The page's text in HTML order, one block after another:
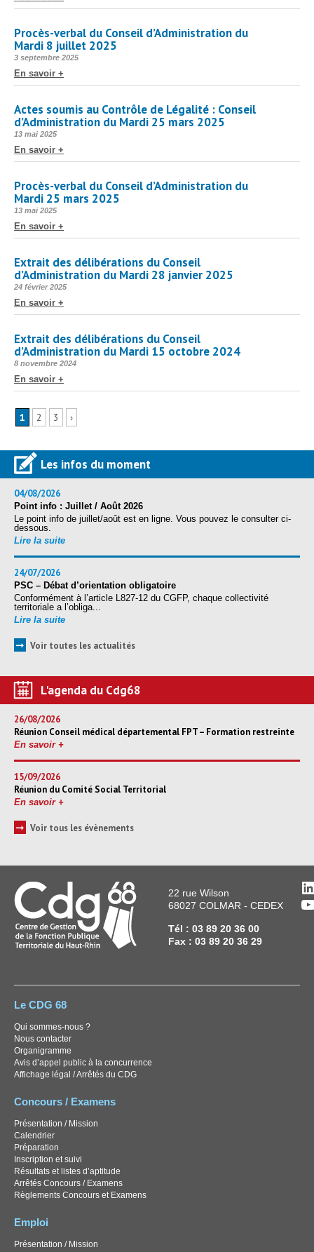
Procès-verbal du Conseil d’Administration du
Mardi 8 juillet 2025
Publié
3 septembre 2025
En savoir +
Actes soumis au Contrôle de Légalité : Conseil
d’Administration du Mardi 25 mars 2025
Publié
13 mai 2025
En savoir +
Procès-verbal du Conseil d’Administration du
Mardi 25 mars 2025
Publié
13 mai 2025
En savoir +
Extrait des délibérations du Conseil
d’Administration du Mardi 28 janvier 2025
Publié
24 février 2025
En savoir +
Extrait des délibérations du Conseil
d’Administration du Mardi 15 octobre 2024
Publié
8 novembre 2024
En savoir +
1 2 3 ›
Les infos du moment
04/08/2026
Point info : Juillet / Août 2026
Le point info de juillet/août est en ligne. Vous pouvez le consulter ci-
dessous.
Lire la suite
24/07/2026
PSC – Débat d’orientation obligatoire
Conformément à l’article L827-12 du CGFP, chaque collectivité
territoriale a l’obliga...
Lire la suite
➞ Voir toutes les actualités
L'agenda du Cdg68
26/08/2026
Réunion Conseil médical départemental FPT – Formation restreinte
En savoir +
15/09/2026
Réunion du Comité Social Territorial
En savoir +
➞ Voir tous les évènements
22 rue Wilson
68027 COLMAR - CEDEX
Tél : 03 89 20 36 00
Fax : 03 89 20 36 29
Le CDG 68
Qui sommes-nous ?
Nous contacter
Organigramme
Avis d’appel public à la concurrence
Affichage légal / Arrêtés du CDG
Concours / Examens
Présentation / Mission
Calendrier
Préparation
Inscription et suivi
Résultats et listes d’aptitude
Arrêtés Concours / Examens
Règlements Concours et Examens
Emploi
Présentation / Mission